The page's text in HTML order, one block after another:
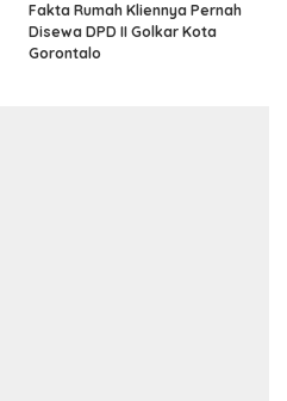
Fakta Rumah Kliennya Pernah
Disewa DPD II Golkar Kota
Gorontalo